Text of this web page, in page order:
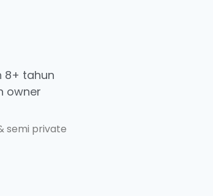
8+ tahun
owner
semi private